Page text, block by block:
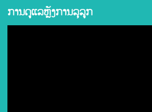
ການດູແລຫຼັງການລຸລູກ